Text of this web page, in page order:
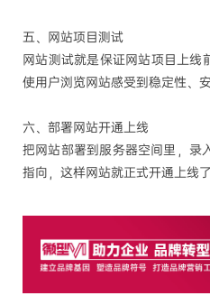
五、网站项目测试
网站测试就是保证网站项目上线
使用户浏览网站感受到稳定性、安
六、部署网站开通上线
把网站部署到服务器空间里，录
指向，这样网站就正式开通上线了